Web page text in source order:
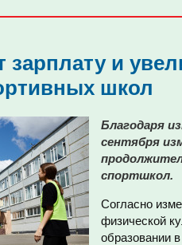
и
школ
Благодаря
сентября
спортшкол.
Согласно
физической
образовании